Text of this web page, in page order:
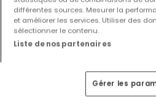
différentes sources. Mesurer la
et améliorer les services. Utiliser des
sélectionner le contenu.
Liste de nos partenaires
Gérer les